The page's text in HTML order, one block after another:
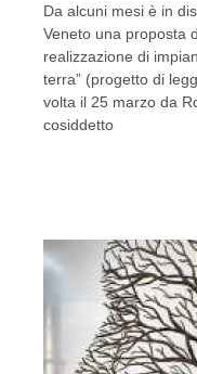
Da alcuni mesi è in
Veneto una proposta
realizzazione di
terra” (progetto di
volta il 25 marzo da
cosiddetto